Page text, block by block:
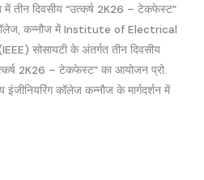
में तीन दिवसीय “उत्कर्ष 2K26 – टेकफेस्ट”
कन्नौज में Institute of Electrical
सोसायटी के अंतर्गत तीन दिवसीय
2K26 – टेकफेस्ट” का आयोजन प्रो.
कॉलेज कन्नौज के मार्गदर्शन में